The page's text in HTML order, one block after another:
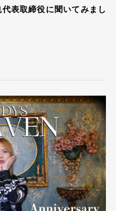
表取締役に聞いてみまし